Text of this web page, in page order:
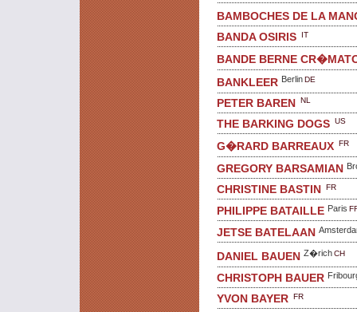
BAMBOCHES DE LA
BANDA OSIRIS
IT
BANDE BERNE
BANKLEER BerlinDE
PETER BAREN NL
THE BARKING DOGS US
G�RARD BARREAUX FR
GREGORY BARSAMIAN
CHRISTINE BASTIN FR
PHILIPPE BATAILLE Paris
JETSE BATELAAN
DANIEL BAUEN Z�richCH
CHRISTOPH BAUER
YVON BAYER FR